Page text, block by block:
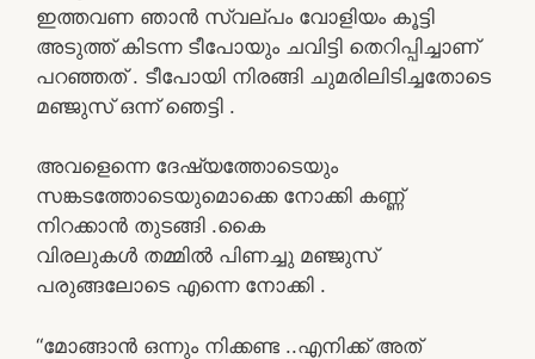
ഇത്തവണ ഞാൻ സ്വല്പം വോളിയം കൂട്ടി
അടുത്ത് കിടന്ന ടീപോയും ചവിട്ടി തെറിപ്പിച്ചാണ്
പറഞ്ഞത് . ടീപോയി നിരങ്ങി ചുമരിലിടിച്ചതോടെ
മഞ്ജുസ് ഒന്ന് ഞെട്ടി .
അവളെന്നെ ദേഷ്യത്തോടെയും
സങ്കടത്തോടെയുമൊക്കെ നോക്കി കണ്ണ്
നിറക്കാൻ തുടങ്ങി .കൈ
വിരലുകൾ തമ്മിൽ പിണച്ചു മഞ്ജുസ്
പരുങ്ങലോടെ എന്നെ നോക്കി .
“മോങ്ങാൻ ഒന്നും നിക്കണ്ട ..എനിക്ക് അത്